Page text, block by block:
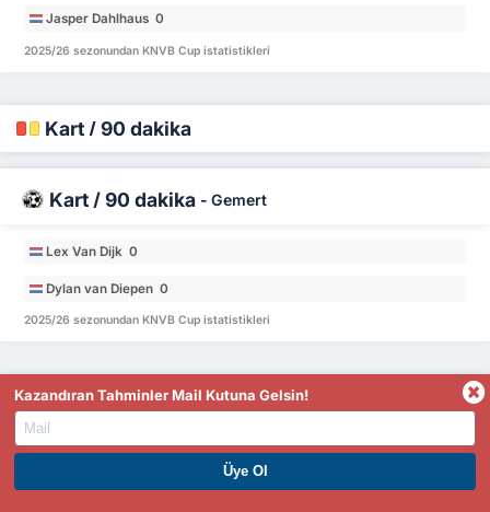
Jasper Dahlhaus 0
2025/26 sezonundan KNVB Cup istatistikleri
Kart / 90 dakika
Kart / 90 dakika - Gemert
Lex Van Dijk 0
Dylan van Diepen 0
2025/26 sezonundan KNVB Cup istatistikleri
Kart / 90 dakika-Fortuna Sittard
Edouard Michut 3.1
Kaj Sierhuis 0.87PREMIUM ÜYE OL. HEMEN KAZAN
Kazandıran Tahminler Mail Kutuna Gelsin!